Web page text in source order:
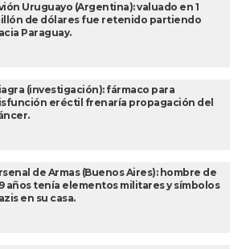
Uruguayo (Argentina): valuado en 1
de dólares fue retenido partiendo
Paraguay.
(investigación): fármaco para
eréctil frenaría propagación del
de Armas (Buenos Aires): hombre de
años tenía elementos militares y símbolos
en su casa.